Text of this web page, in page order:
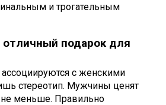
и трогательным
подарок для
с женскими
стереотип. Мужчины ценят
не меньше. Правильно